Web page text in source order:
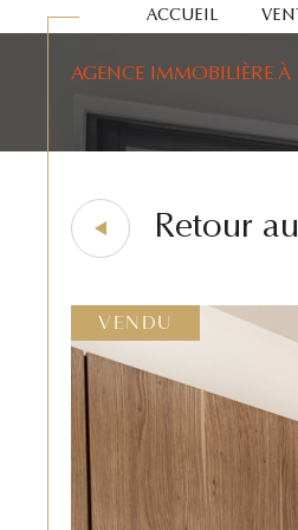
ACCUEIL
AGENCE IMMOBILIÈRE À
Retour
VENDU